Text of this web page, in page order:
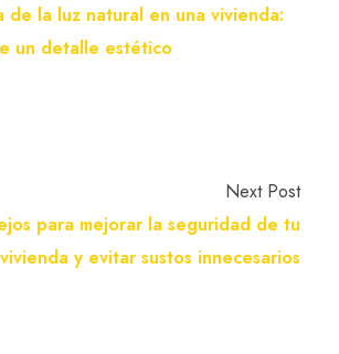
de la luz natural en una vivienda:
un detalle estético
Next Post
para mejorar la seguridad de tu
vivienda y evitar sustos innecesarios